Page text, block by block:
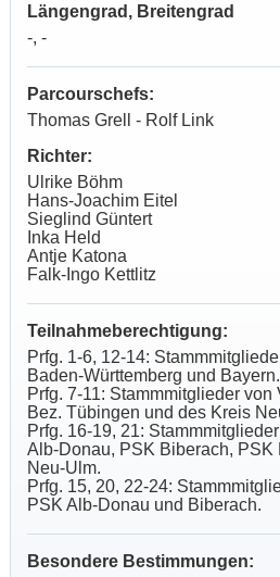
Längengrad, Breitengrad
-, -
Parcourschefs:
Thomas Grell - Rolf Link
Richter:
Ulrike Böhm
Hans-Joachim Eitel
Sieglind Güntert
Inka Held
Antje Katona
Falk-Ingo Kettlitz
Teilnahmeberechtigung:
Prfg. 1-6, 12-14:
Baden-Württemberg und Bayern.
Prfg. 7-11: Stammmitglieder
Bez. Tübingen und des Kreis
Prfg. 16-19, 21:
Alb-Donau, PSK Biberach,
Neu-Ulm.
Prfg. 15, 20, 22-24:
PSK Alb-Donau und Biberach.
Besondere Bestimmungen: